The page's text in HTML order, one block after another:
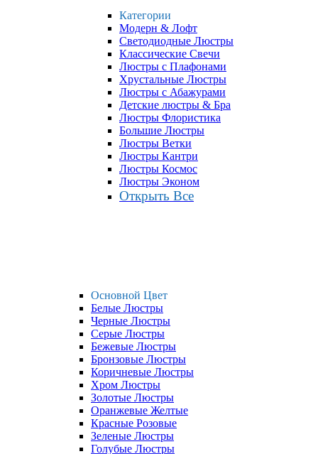
Категории
Модерн & Лофт
Светодиодные Люстры
Классические Свечи
Люстры с Плафонами
Хрустальные Люстры
Люстры с Абажурами
Детские люстры & Бра
Люстры Флористика
Большие Люстры
Люстры Ветки
Люстры Кантри
Люстры Космос
Люстры Эконом
Открыть Все
Основной Цвет
Белые Люстры
Черные Люстры
Серые Люстры
Бежевые Люстры
Бронзовые Люстры
Коричневые Люстры
Хром Люстры
Золотые Люстры
Оранжевые Желтые
Красные Розовые
Зеленые Люстры
Голубые Люстры